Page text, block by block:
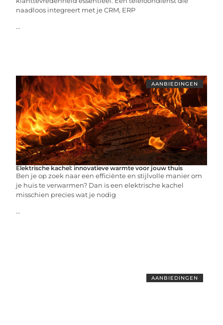
naadloos integreert met je CRM, ERP
...
AANBIEDINGEN
Elektrische kachel: innovatieve warmte voor jouw thuis
Ben je op zoek naar een efficiënte en stijlvolle manier om
je huis te verwarmen? Dan is een elektrische kachel
misschien precies wat je nodig
...
AANBIEDINGEN